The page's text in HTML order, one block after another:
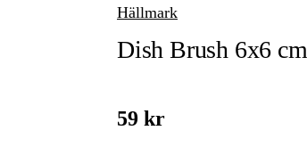
Hällmark
Dish Brush 6x6 cm
59 kr